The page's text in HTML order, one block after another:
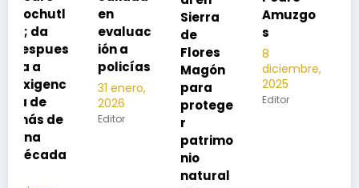
en
evaluac
ión a
policías
31 enero,
2026
Editor
Sierra
de
Flores
Magón
para
protege
r
Amuzgo
s
8
diciembre,
2025
Editor
ía
2025
Editor